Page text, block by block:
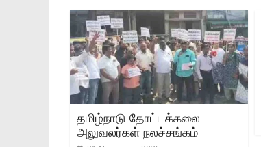
தமிழ்நாடு தோட்டக்கலை
அலுவலர்கள் நலச்சங்கம்